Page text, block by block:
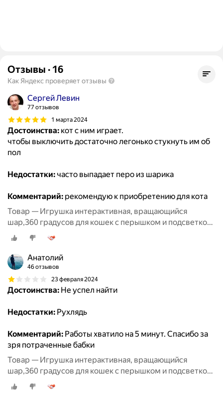
Отзывы · 16
Как Яндекс проверяет отзывы
Сергей Левин
77 отзывов
1 марта 2024
Достоинства: кот с ним играет.
чтобы выключить достаточно легонько стукнуть им об
пол
Недостатки: часто выпадает перо из шарика
Комментарий: рекомендую к приобретению для кота
Товар — Игрушка интерактивная, вращающийся
шар,360 градусов для кошек с перышком и подсветкой,
8,5 см, фиолетовый
Анатолий
46 отзывов
23 февраля 2024
Достоинства: Не успел найти
Недостатки: Рухлядь
Комментарий: Работы хватило на 5 минут. Спасибо за
зря потраченные бабки
Товар — Игрушка интерактивная, вращающийся
шар,360 градусов для кошек с перышком и подсветкой,
8,5 см, фиолетовый